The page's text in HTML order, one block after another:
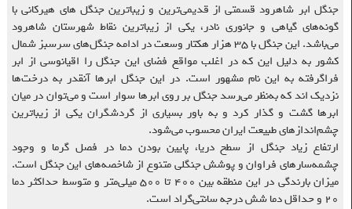
جنگل ابر شاهرود قسمتی از قدیمی‌ترین و زیباترین جنگل های هیرکانی با
گونه‌های گیاهی و جانوری نادر، یکی از زیباترین نقاط شهرستان شاهرود
می‌باشد. این جنگل با ۳۵ هزار هکتار وسعت در ادامه جنگل‌های سرسبز شمال
کشور به دلیل این که در اغلب مواقع فضای این جنگل را اقیانوسی از ابر
فراگرفته به این نام مشهور است. در این جنگل ابرها آنقدر به درخت‌ها
نزدیک اند که به‌نظر می‌رسد جنگل بر روی ابرها سوار است و می‌توان در میان
ابرها گشت و گذار کرد و به باور بسیاری از گردشگران یکی از زیباترین
چشم‌اندازهای طبیعت ایران محسوب می‌شود.
ارتفاع زیاد جنگل از سطح دریا، پایین بودن دما در فصل گرما و وجود
چشمه‌سارهای فراوان و پوشش جنگلی متنوع از شاخصه‌های این جنگل است.
میزان بارندگی در این منطقه بین ۴۰۰ تا ۵۰۰ میلی‌متر و متوسط حداکثر دما
۲۰ و حداقل دما شش درجه سانتی‌گراد است.